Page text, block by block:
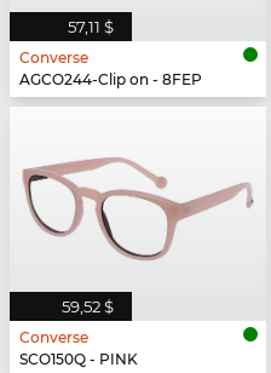
57,11 $
Converse
AGCO244-Clip on - 8FEP
59,52 $
Converse
SCO150Q - PINK